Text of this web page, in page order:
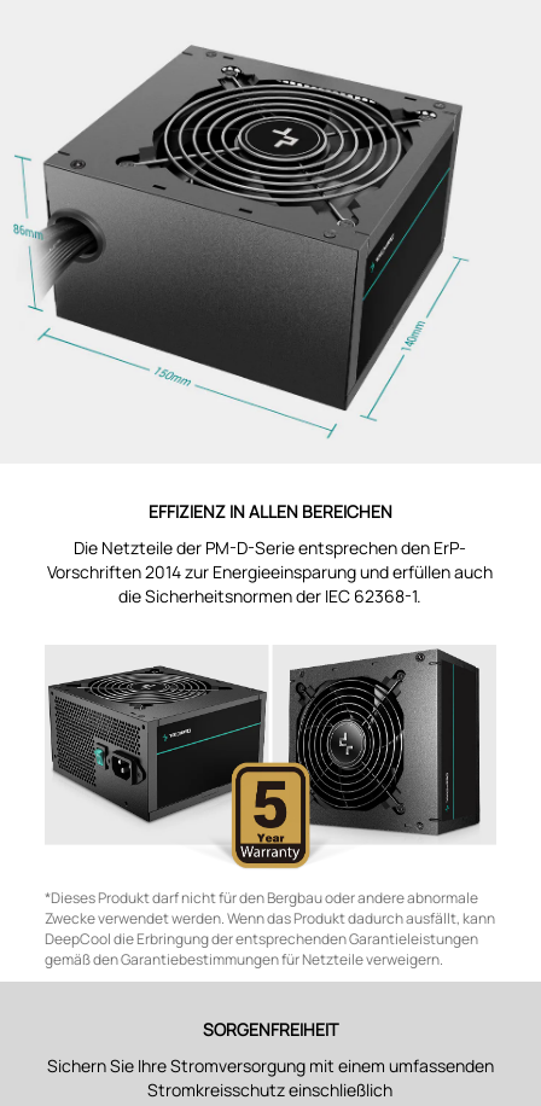
EFFIZIENZ IN ALLEN BEREICHEN
Die Netzteile der PM-D-Serie entsprechen den ErP-
Vorschriften 2014 zur Energieeinsparung und erfüllen auch
die Sicherheitsnormen der IEC 62368-1.
*Dieses Produkt darf nicht für den Bergbau oder andere abnormale
Zwecke verwendet werden. Wenn das Produkt dadurch ausfällt, kann
DeepCool die Erbringung der entsprechenden Garantieleistungen
gemäß den Garantiebestimmungen für Netzteile verweigern.
SORGENFREIHEIT
Sichern Sie Ihre Stromversorgung mit einem umfassenden
Stromkreisschutz einschließlich